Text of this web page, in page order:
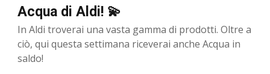
Acqua di Aldi! 💫
In Aldi troverai una vasta gamma di prodotti. Oltre a
ciò, qui questa settimana riceverai anche Acqua in
saldo!